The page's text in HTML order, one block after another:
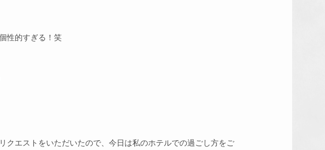
性的すぎる！笑
クエストをいただいたので、今日は私のホテルでの過ごし方をご